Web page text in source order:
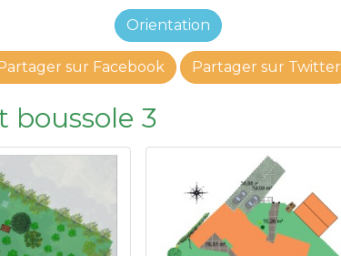
Orientation
sur Facebook Partager sur Twitter
boussole 3